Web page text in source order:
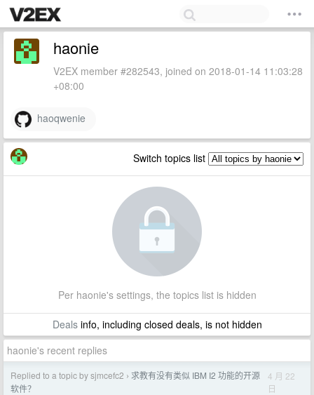
haonie
V2EX member #282543, joined on 2018-01-14 11:03:28
+08:00
haoqwenie
Switch topics list
Per haonie's settings, the topics list is hidden
Dealsinfo, including closed deals, is not hidden
haonie's recent replies
Replied to a topic by sjmcefc2 › 求教有没有类似 IBM I2 功能的开源
软件？
4 月 22
日